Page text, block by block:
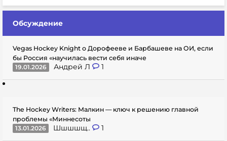
Обсуждение
Vegas Hockey Knight о Дорофееве и Барбашеве на ОИ, если
бы Россия «научилась вести себя иначе
19.01.2026
Андрей Л 1
The Hockey Writers: Малкин — ключ к решению главной
проблемы «Миннесоты
13.01.2026
Шшшшщ.. 1